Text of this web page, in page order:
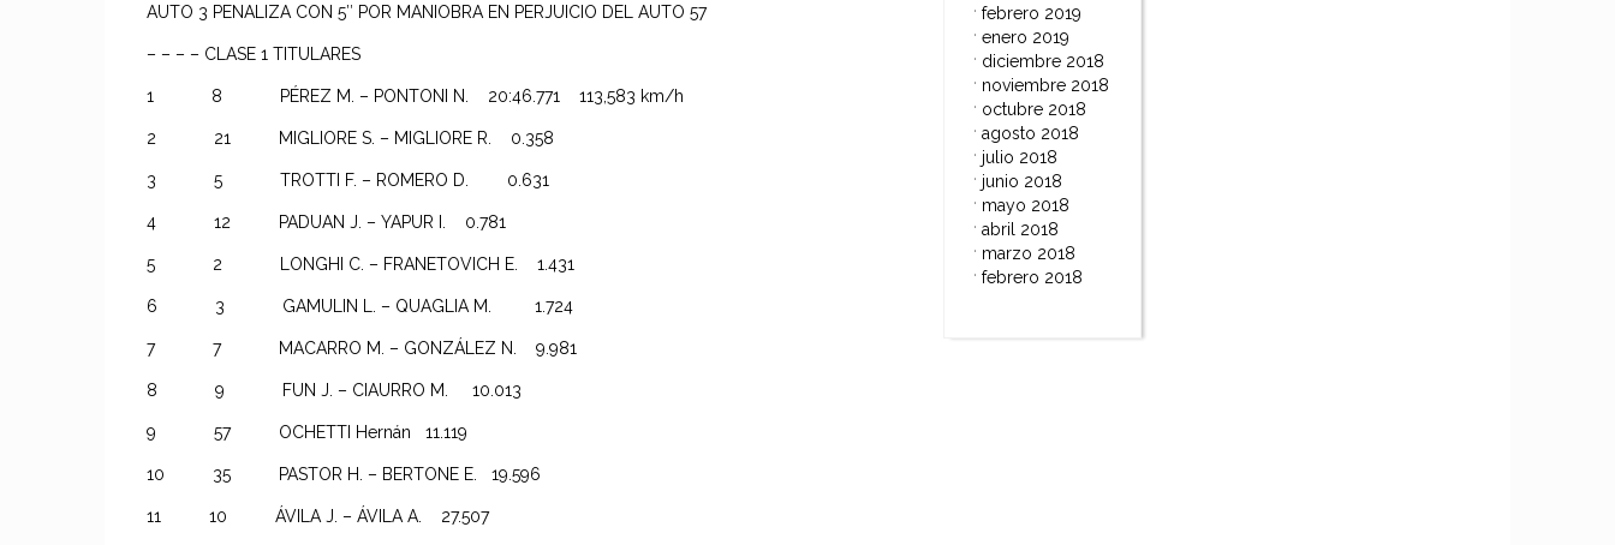
AUTO 3 PENALIZA CON 5″ POR MANIOBRA EN PERJUICIO DEL AUTO 57
– – – – CLASE 1 TITULARES
1 8 PÉREZ M. – PONTONI N. 20:46.771 113,583 km/h
2 21 MIGLIORE S. – MIGLIORE R. 0.358
3 5 TROTTI F. – ROMERO D. 0.631
4 12 PADUAN J. – YAPUR I. 0.781
5 2 LONGHI C. – FRANETOVICH E. 1.431
6 3 GAMULIN L. – QUAGLIA M. 1.724
7 7 MACARRO M. – GONZÁLEZ N. 9.981
8 9 FUN J. – CIAURRO M. 10.013
9 57 OCHETTI Hernán 11.119
10 35 PASTOR H. – BERTONE E. 19.596
11 10 ÁVILA J. – ÁVILA A. 27.507
febrero 2019
enero 2019
diciembre 2018
noviembre 2018
octubre 2018
agosto 2018
julio 2018
junio 2018
mayo 2018
abril 2018
marzo 2018
febrero 2018